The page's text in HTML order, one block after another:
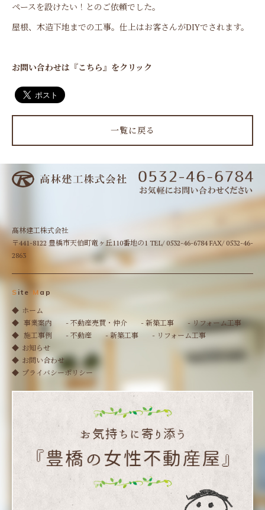
ペースを設けたい！とのご依頼でした。
屋根、木造下地までの工事。仕上はお客さんがDIYでされます。
お問い合わせは『こちら』をクリック
一覧に戻る
髙林建工株式会社
〒441-8122 豊橋市天伯町竜ヶ丘110番地の1 TEL/ 0532-46-6784 FAX/ 0532-46-
2863
S ite Map
ホーム
事業案内
- 不動産売買・仲介 - 新築工事
- リフォーム工事
施工事例
- 不動産 - 新築工事
- リフォーム工事
お知らせ
お問い合わせ
プライバシーポリシー